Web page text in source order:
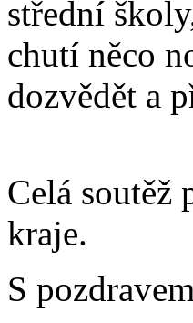
střední
chutí něco
dozvědět a
Celá soutěž
kraje.
S